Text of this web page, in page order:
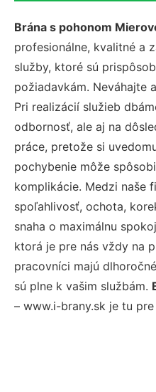
Brána s pohonom
profesionálne, kvalitné a
služby, ktoré sú
požiadavkám. Neváhajte
Pri realizácií služieb
odbornosť, ale aj na
práce, pretože si
pochybenie môže
komplikácie. Medzi naše
spoľahlivosť, ochota,
snaha o maximálnu
ktorá je pre nás vždy na
pracovníci majú
sú plne k vašim službám.
– www.i-brany.sk je tu pre